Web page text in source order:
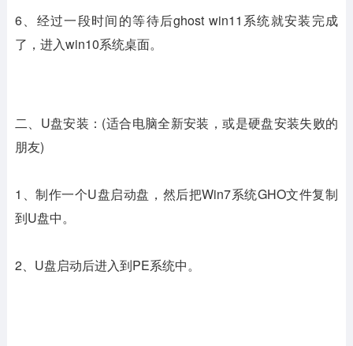
6、经过一段时间的等待后ghost win11系统就安装完成
了，进入win10系统桌面。
二、U盘安装：(适合电脑全新安装，或是硬盘安装失败的
朋友)
1、制作一个U盘启动盘，然后把Win7系统GHO文件复制
到U盘中。
2、U盘启动后进入到PE系统中。